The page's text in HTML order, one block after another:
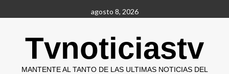
al
agosto 8, 2026
Tvnoticiastv
MANTENTE AL TANTO DE LAS ULTIMAS NOTICIAS DEL